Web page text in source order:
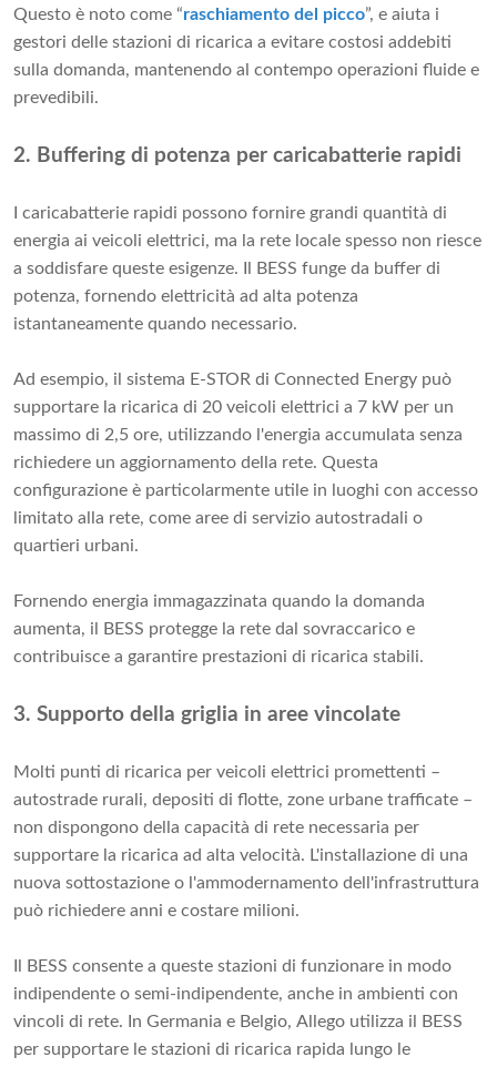
Questo è noto come “raschiamento del picco”, e aiuta i
gestori delle stazioni di ricarica a evitare costosi addebiti
sulla domanda, mantenendo al contempo operazioni fluide e
prevedibili.
2. Buffering di potenza per caricabatterie rapidi
I caricabatterie rapidi possono fornire grandi quantità di
energia ai veicoli elettrici, ma la rete locale spesso non riesce
a soddisfare queste esigenze. Il BESS funge da buffer di
potenza, fornendo elettricità ad alta potenza
istantaneamente quando necessario.
Ad esempio, il sistema E-STOR di Connected Energy può
supportare la ricarica di 20 veicoli elettrici a 7 kW per un
massimo di 2,5 ore, utilizzando l'energia accumulata senza
richiedere un aggiornamento della rete. Questa
configurazione è particolarmente utile in luoghi con accesso
limitato alla rete, come aree di servizio autostradali o
quartieri urbani.
Fornendo energia immagazzinata quando la domanda
aumenta, il BESS protegge la rete dal sovraccarico e
contribuisce a garantire prestazioni di ricarica stabili.
3. Supporto della griglia in aree vincolate
Molti punti di ricarica per veicoli elettrici promettenti –
autostrade rurali, depositi di flotte, zone urbane trafficate –
non dispongono della capacità di rete necessaria per
supportare la ricarica ad alta velocità. L'installazione di una
nuova sottostazione o l'ammodernamento dell'infrastruttura
può richiedere anni e costare milioni.
Il BESS consente a queste stazioni di funzionare in modo
indipendente o semi-indipendente, anche in ambienti con
vincoli di rete. In Germania e Belgio, Allego utilizza il BESS
per supportare le stazioni di ricarica rapida lungo le